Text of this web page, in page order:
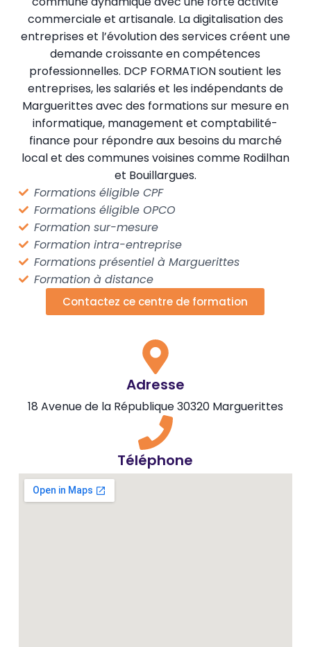
commerciale et artisanale. La digitalisation des
entreprises et l’évolution des services créent une
demande croissante en compétences
professionnelles. DCP FORMATION soutient les
entreprises, les salariés et les indépendants de
Marguerittes avec des formations sur mesure en
informatique, management et comptabilité-
finance pour répondre aux besoins du marché
local et des communes voisines comme Rodilhan
et Bouillargues.
Formations éligible CPF
Formations éligible OPCO
Formation sur-mesure
Formation intra-entreprise
Formations présentiel à Marguerittes
Formation à distance
Contactez ce centre de formation
Adresse
18 Avenue de la République 30320 Marguerittes
Téléphone